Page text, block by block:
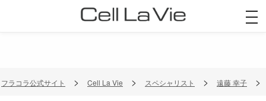
フラコラ公式サイト Cell La Vie スペシャリスト 遠藤 幸子